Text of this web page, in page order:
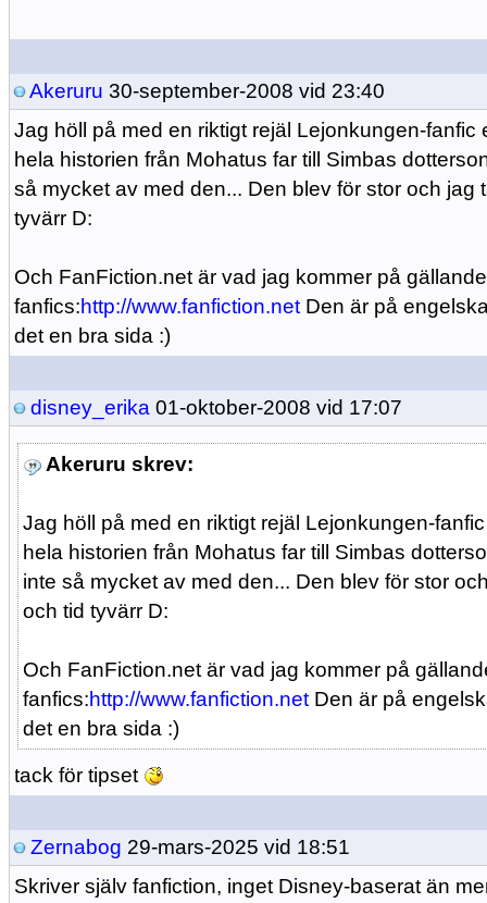
Akeruru 30-september-2008 vid 23:40
Jag höll på med en riktigt rejäl Lejonkungen-
hela historien från Mohatus far till Simbas
så mycket av med den... Den blev för stor och
tyvärr D:
Och FanFiction.net är vad jag kommer på
fanfics:http://www.fanfiction.net Den är på
det en bra sida :)
disney_erika 01-oktober-2008 vid 17:07
Akeruru skrev:
Jag höll på med en riktigt rejäl Lejonkungen-
hela historien från Mohatus far till Simbas
inte så mycket av med den... Den blev för stor
och tid tyvärr D:
Och FanFiction.net är vad jag kommer på
fanfics:http://www.fanfiction.net Den är på
det en bra sida :)
tack för tipset
Zernabog 29-mars-2025 vid 18:51
Skriver själv fanfiction, inget Disney-baserat än